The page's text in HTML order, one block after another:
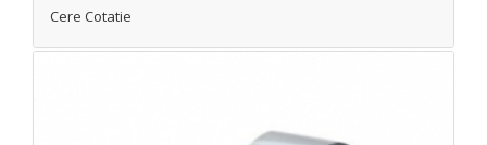
Cere Cotatie